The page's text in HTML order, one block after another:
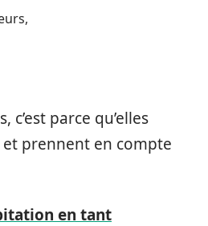
c’est parce qu’elles
et prennent en compte
en tant